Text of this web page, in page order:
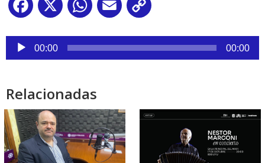
Facebook
X WhatsApp
Email
Reproductor
audio
00:00 00:00
Relacionadas